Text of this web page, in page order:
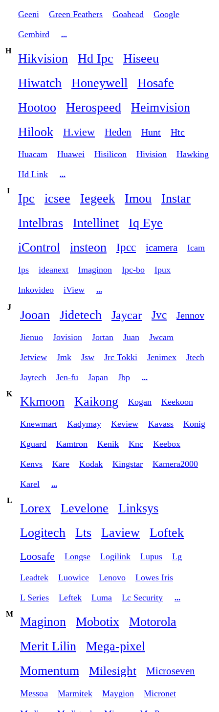
Geeni Green Feathers Goahead Google
Gembird
...
H
Hikvision Hd Ipc
Hiseeu
Hiwatch
Honeywell
Hosafe
Hootoo
Herospeed
Heimvision
Hilook
H.view Heden Hunt Htc
Huacam Huawei Hisilicon Hivision Hawking
Hd Link
...
I
Ipc icsee Iegeek Imou
Instar
Intelbras
Intellinet
Iq Eye
iControl
insteon Ipcc icamera Icam
Ips ideanext Imaginon Ipc-bo Ipux
Inkovideo iView ...
J
Jooan Jidetech Jaycar Jvc Jennov
Jienuo Jovision Jortan Juan Jwcam
Jetview Jmk Jsw Jrc Tokki Jenimex Jtech
Jaytech Jen-fu Japan Jbp
...
K
Kkmoon Kaikong Kogan Keekoon
Knewmart Kadymay Keview Kavass Konig
Kguard Kamtron Kenik Knc Keebox
Kenvs Kare Kodak Kingstar Kamera2000
Karel
...
L
Lorex Levelone
Linksys
Logitech
Lts Laview Loftek
Loosafe Longse Logilink Lupus Lg
Leadtek Luowice Lenovo Lowes Iris
L Series Leftek Luma Lc Security
...
M
Maginon Mobotix
Motorola
Merit Lilin
Mega-pixel
Momentum
Milesight Microseven
Messoa Marmitek Maygion Micronet